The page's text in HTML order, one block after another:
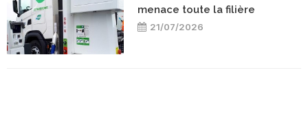
menace toute la filière
21/07/2026